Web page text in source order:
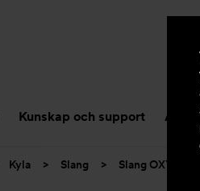
Kunskap och support
Kyla > Slang > Slang OXY